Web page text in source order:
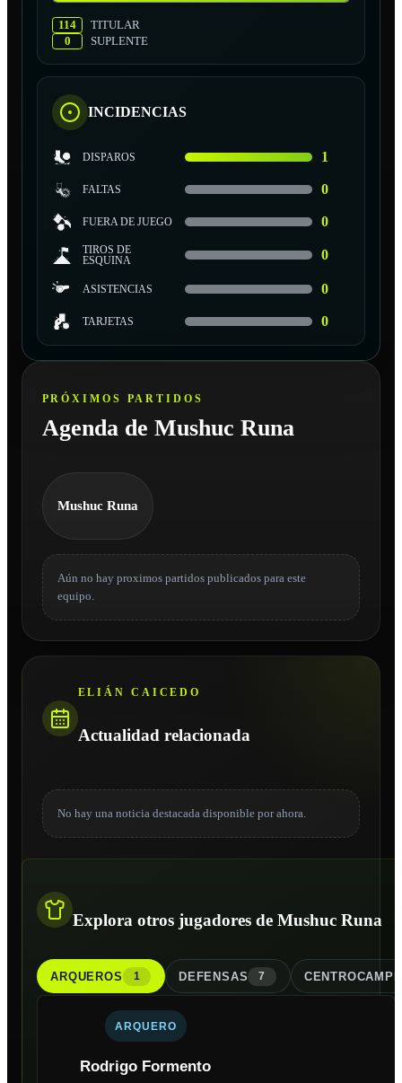
114
TITULAR
0
SUPLENTE
INCIDENCIAS
DISPAROS 1
FALTAS 0
FUERA DE JUEGO 0
TIROS DE
ESQUINA
0
ASISTENCIAS 0
TARJETAS 0
PRÓXIMOS PARTIDOS
Agenda de Mushuc Runa
Mushuc Runa
Aún no hay proximos partidos publicados para este
equipo.
ELIÁN CAICEDO
Actualidad relacionada
No hay una noticia destacada disponible por ahora.
Explora otros jugadores de Mushuc Runa
ARQUEROS 1 DEFENSAS 7
ARQUERO
Rodrigo Formento